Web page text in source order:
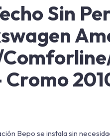
Sin
Cromo
Bepo se instala sin